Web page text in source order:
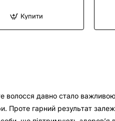
волосся давно стало
Проте гарний результат
Купити